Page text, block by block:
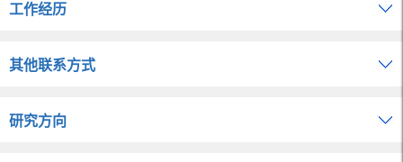
工作经历
其他联系方式
研究方向